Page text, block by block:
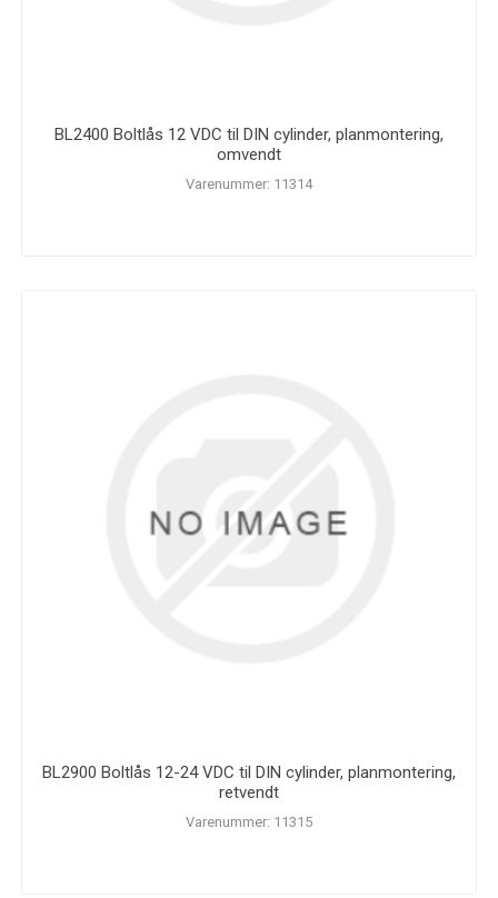
BL2400 Boltlås 12 VDC til DIN cylinder, planmontering,
omvendt
Varenummer: 11314
BL2900 Boltlås 12-24 VDC til DIN cylinder, planmontering,
retvendt
Varenummer: 11315